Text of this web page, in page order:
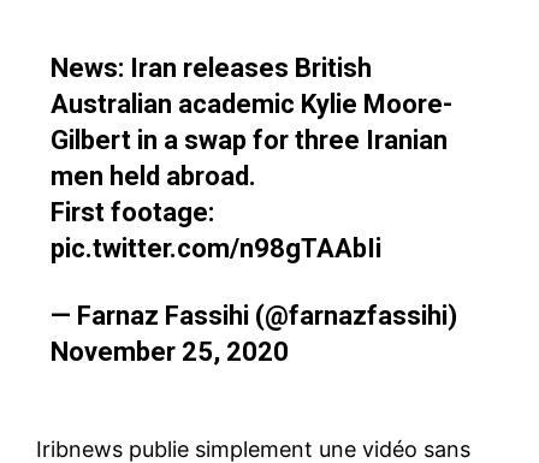
News: Iran releases British
Australian academic Kylie Moore-
Gilbert in a swap for three Iranian
men held abroad.
First footage:
pic.twitter.com/n98gTAAbIi
— Farnaz Fassihi (@farnazfassihi)
November 25, 2020
Iribnews publie simplement une vidéo sans